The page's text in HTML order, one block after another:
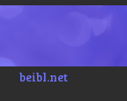
beibl.net